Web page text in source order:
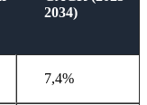
2034)
7,4%